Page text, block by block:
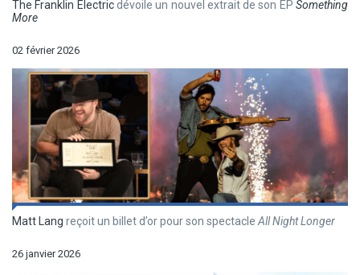
The Franklin Electricdévoile un nouvel extrait de son EPSomething
More
02 février 2026
Matt Lang reçoit un billet d’or pour son spectacleAll Night Longer
26 janvier 2026